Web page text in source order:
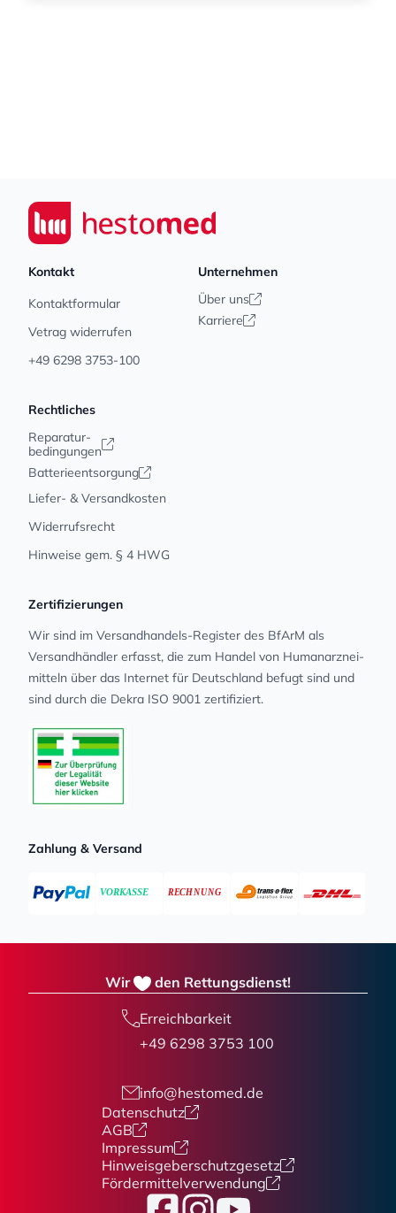
Seiwert GmbH
Kontakt
Kontaktformular
Vetrag widerrufen
+49 6298 3753-100
Unternehmen
Über uns
Karriere
Rechtliches
Reparatur-
bedingungen
Batterieentsorgung
Liefer- & Versandkosten
Widerrufsrecht
Hinweise gem. § 4 HWG
Zertifizierungen
Wir sind im Versandhandels-Register des BfArM als
Versandhändler erfasst, die zum Handel von Human­arz­nei­
mit­teln über das Internet für Deutschland befugt sind und
sind durch die Dekra ISO 9001 zertifiziert.
Zahlung & Versand
Wir den Rettungsdienst!
Erreichbarkeit
+49 6298 3753 100
info@hestomed.de
Datenschutz
AGB
Impressum
Hinweisgeberschutzgesetz
Fördermittelverwendung
FacebookInstagram
YouTube